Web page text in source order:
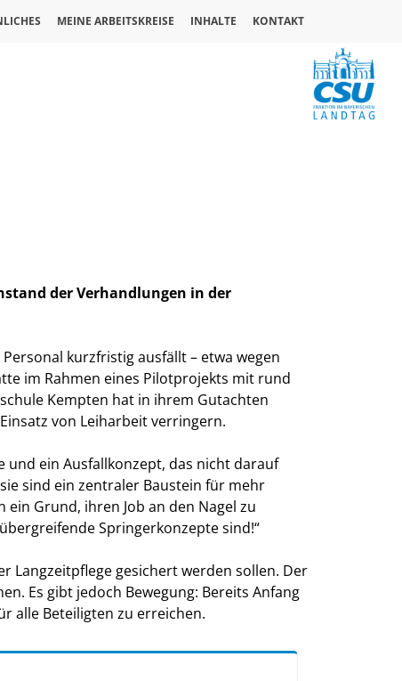
MEINE ARBEITSKREISE INHALTE KONTAKT
der Verhandlungen in der
kurzfristig ausfällt – etwa wegen
im Rahmen eines Pilotprojekts mit rund
Kempten hat in ihrem Gutachten
von Leiharbeit verringern.
und ein Ausfallkonzept, das nicht darauf
sind ein zentraler Baustein für mehr
ein Grund, ihren Job an den Nagel zu
Springerkonzepte sind!“
Langzeitpflege gesichert werden sollen. Der
Es gibt jedoch Bewegung: Bereits Anfang
alle Beteiligten zu erreichen.